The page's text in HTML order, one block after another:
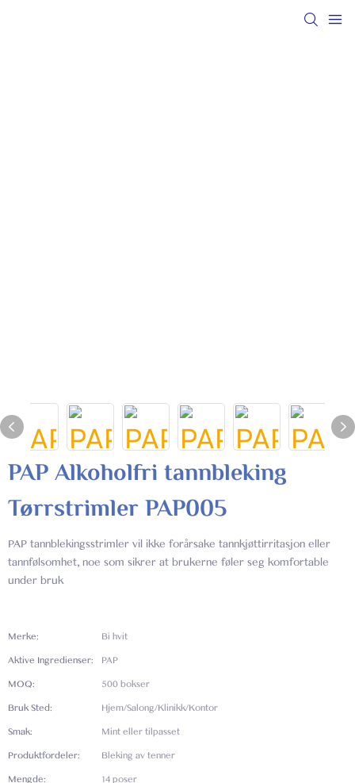
PAP Alkoholfri tannbleking
Tørrstrimler PAP005
PAP tannblekingsstrimler vil ikke forårsake tannkjøttirritasjon eller
tannfølsomhet, noe som sikrer at brukerne føler seg komfortable
under bruk
Merke: Bi hvit
Aktive Ingredienser: PAP
MOQ: 500 bokser
Bruk Sted: Hjem/Salong/Klinikk/Kontor
Smak: Mint eller tilpasset
Produktfordeler: Bleking av tenner
Mengde: 14 poser